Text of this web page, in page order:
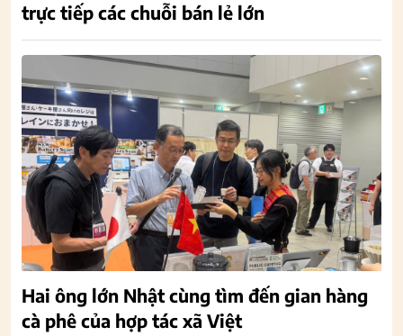
trực tiếp các chuỗi bán lẻ lớn
Hai ông lớn Nhật cùng tìm đến gian hàng
cà phê của hợp tác xã Việt